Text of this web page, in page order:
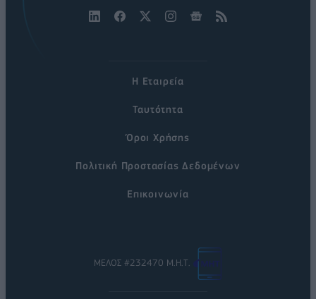
Η Εταιρεία
Ταυτότητα
Όροι Χρήσης
Πολιτική Προστασίας Δεδομένων
Επικοινωνία
ΜΕΛΟΣ #232470 Μ.Η.Τ.